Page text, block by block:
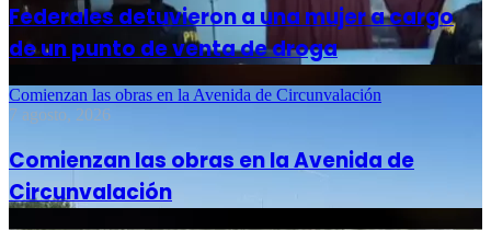
Federales detuvieron a una mujer a cargo
de un punto de venta de droga
Comienzan las obras en la Avenida de Circunvalación
7 agosto, 2026
Comienzan las obras en la Avenida de
Circunvalación